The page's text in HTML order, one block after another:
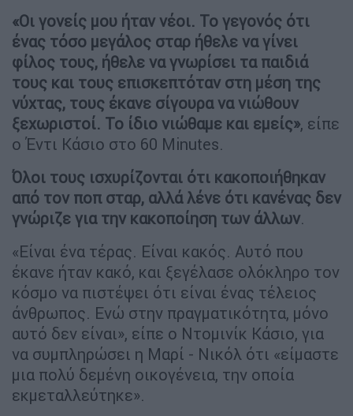
«Οι γονείς μου ήταν νέοι. Το γεγονός ότι
ένας τόσο μεγάλος σταρ ήθελε να γίνει
φίλος τους, ήθελε να γνωρίσει τα παιδιά
τους και τους επισκεπτόταν στη μέση της
νύχτας, τους έκανε σίγουρα να νιώθουν
ξεχωριστοί. Το ίδιο νιώθαμε και εμείς», είπε
ο Έντι Κάσιο στο 60 Minutes.
Όλοι τους ισχυρίζονται ότι κακοποιήθηκαν
από τον ποπ σταρ, αλλά λένε ότι κανένας δεν
γνώριζε για την κακοποίηση των άλλων.
«Είναι ένα τέρας. Είναι κακός. Αυτό που
έκανε ήταν κακό, και ξεγέλασε ολόκληρο τον
κόσμο να πιστέψει ότι είναι ένας τέλειος
άνθρωπος. Ενώ στην πραγματικότητα, μόνο
αυτό δεν είναι», είπε ο Ντομινίκ Κάσιο, για
να συμπληρώσει η Μαρί - Νικόλ ότι «είμαστε
μια πολύ δεμένη οικογένεια, την οποία
εκμεταλλεύτηκε».